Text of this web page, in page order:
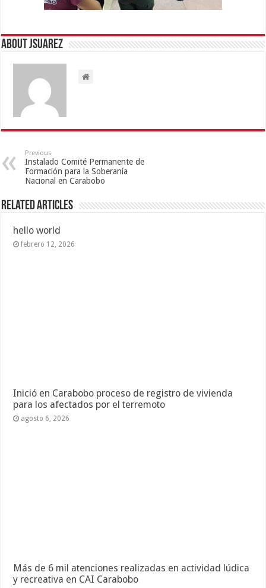
About Jsuarez
Previous
Instalado Comité Permanente de
Formación para la Soberanía
Nacional en Carabobo
Related Articles
hello world
febrero 12, 2026
Inició en Carabobo proceso de registro de vivienda
para los afectados por el terremoto
agosto 6, 2026
Más de 6 mil atenciones realizadas en actividad lúdica
y recreativa en CAI Carabobo